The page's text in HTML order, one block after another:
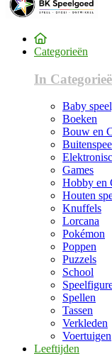
Categorieën
In
Baby
Boeken
Bouw en
Games
Hobby en
Houten
Knuffels
Lorcana
Pokémon
Poppen
Puzzels
School
Spellen
Tassen
Verkleden
Voertuigen
Leeftijden